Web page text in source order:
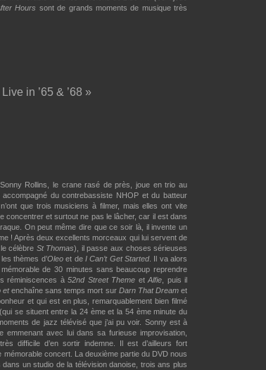
Hours sont de grands moments de musique très
in ’65 & ’68 »
Rollins, le crane rasé de près, joue en trio au
du contrebassiste NHOP et du batteur
que trois musiciens à filmer, mais elles ont vite
concentrer et surtout ne pas le lâcher, car il est dans
On peut même dire que ce soir là, il invente un
! Après deux excellents morceaux qui lui servent de
célèbre St Thomas), il passe aux choses sérieuses
thèmes d’Oleoet de I Can’t Get Started. Il va alors
de 30 minutes sans beaucoup reprendre
réminiscences à 52nd Street Theme et Alfie , puis il
etenchaîne sans temps mort sur Darn That Dreamet
et qui est en plus, remarquablement bien filmé
se situent entre la 24 ème et la 54 ème minute du
de jazz télévisé que j’ai pu voir. Sonny est à
emmenant avec lui dans sa furieuse improvisation,
difficile d’en sortir indemne. Il est d’ailleurs fort
mémorable concert. La deuxième partie du DVD nous
un studio de la télévision danoise, trois ans plus